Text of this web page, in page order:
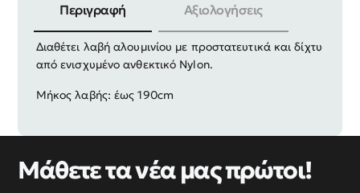
Περιγραφή Αξιολογήσεις
Απόχη ψαρέματος τηλεσκοπική με διάμετρο 70cm.
Διαθέτει λαβή αλουμινίου με προστατευτικά και δίχτυ
από ενισχυμένο ανθεκτικό Nylon.
Μήκος λαβής: έως 190cm
Μάθετε τα νέα μας πρώτοι!